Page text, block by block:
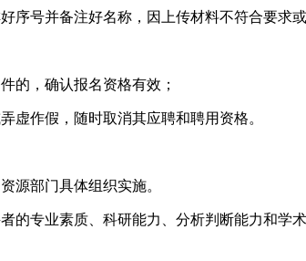
序号并备注好名称，因上传材料不符合要求
的，确认报名资格有效；
虚作假，随时取消其应聘和聘用资格。
源部门具体组织实施。
的专业素质、科研能力、分析判断能力和学